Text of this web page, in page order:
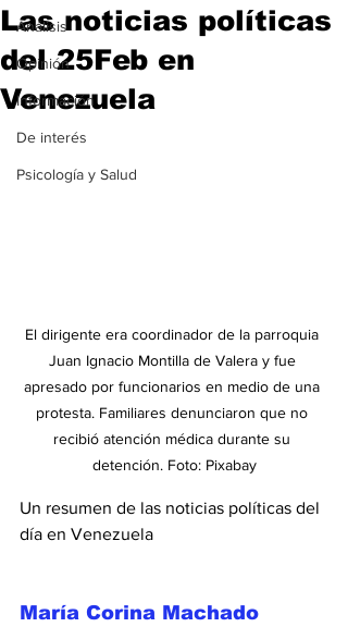
Análisis
Opinión
Información
De interés
Psicología y Salud
Las noticias políticas
del 25Feb en
Venezuela
El dirigente era coordinador de la parroquia
Juan Ignacio Montilla de Valera y fue
apresado por funcionarios en medio de una
protesta. Familiares denunciaron que no
recibió atención médica durante su
detención. Foto: Pixabay
Un resumen de las noticias políticas del
día en Venezuela
María Corina Machado